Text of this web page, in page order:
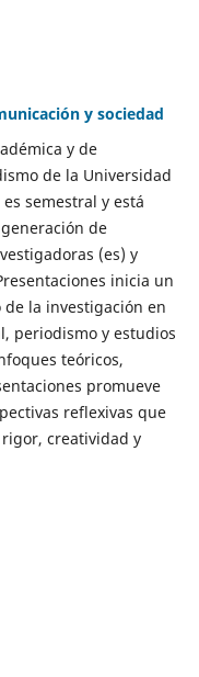
y sociedad
y de
de la Universidad
semestral y está
de
(es) y
inicia un
la investigación en
periodismo y estudios
teóricos,
promueve
reflexivas que
creatividad y